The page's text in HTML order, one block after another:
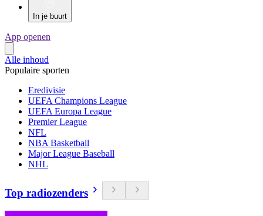
In je buurt
App openen
Alle inhoud
Populaire sporten
Eredivisie
UEFA Champions League
UEFA Europa League
Premier League
NFL
NBA Basketball
Major League Baseball
NHL
Top radiozenders